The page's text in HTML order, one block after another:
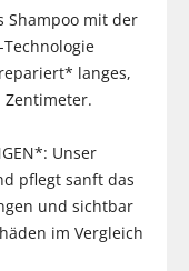
Shampoo mit der
Technologie
langes,
Zentimeter.
Unser
pflegt sanft das
und sichtbar
im Vergleich